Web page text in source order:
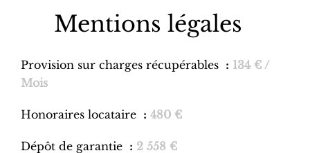
Mentions légales
Provision sur charges récupérables
134 € /
Mois
Honoraires locataire 480 €
Dépôt de garantie 2 558 €